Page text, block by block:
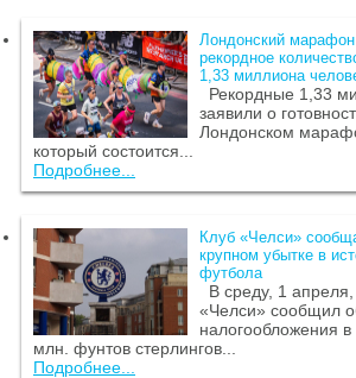
Лондонский
рекордное
1,33 миллиона
Рекордные 1,33
заявили о
Лондонском
который состоится...
Подробнее...
Клуб «Челси»
крупном убытке в
футбола
В среду, 1
«Челси» сообщил
налогообложения
млн. фунтов стерлингов...
Подробнее...